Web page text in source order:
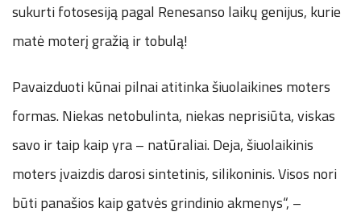
sukurti fotosesiją pagal Renesanso laikų genijus, kurie
matė moterį gražią ir tobulą!
Pavaizduoti kūnai pilnai atitinka šiuolaikines moters
formas. Niekas netobulinta, niekas neprisiūta, viskas
savo ir taip kaip yra – natūraliai. Deja, šiuolaikinis
moters įvaizdis darosi sintetinis, silikoninis. Visos nori
būti panašios kaip gatvės grindinio akmenys“, –